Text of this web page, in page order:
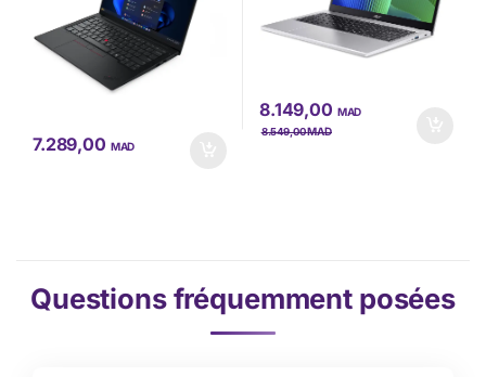
7.289,00 MAD
8.149,00 MAD
8.549,00MAD
Questions fréquemment posées